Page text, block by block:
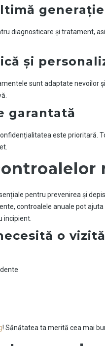
generație
diagnosticare și tratament,
și
sunt adaptate nevoilor
garantată
confidențialitatea este
pentru prevenirea și
controalele anuale pot
incipient.
o
! Sănătatea ta merită cea mai